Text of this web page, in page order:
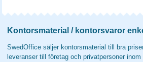
Kontorsmaterial / kontorsvaror
SwedOffice säljer kontorsmaterial till bra
leveranser till företag och privatpersoner